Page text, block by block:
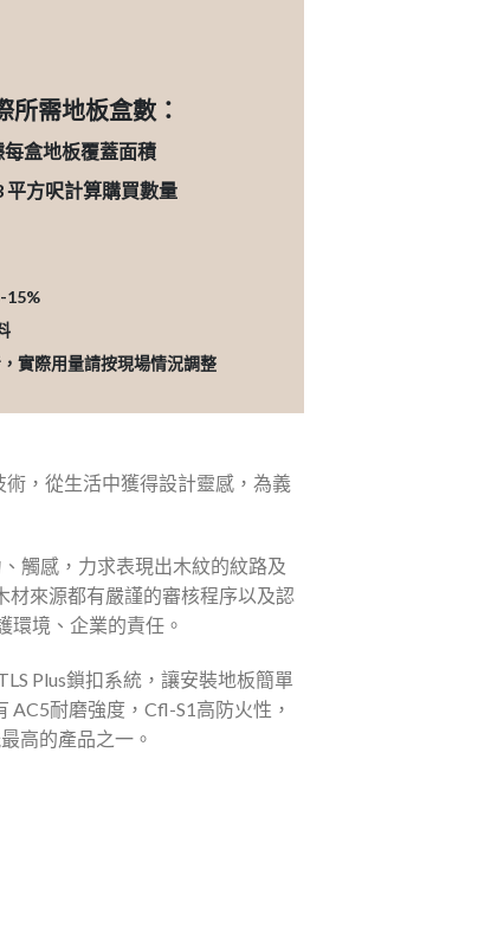
所需地板盒數：
每盒地板覆蓋面積
平方呎計算購買數量
15%
實際用量請按現場情況調整
，從生活中獲得設計靈感，為義
觸感，力求表現出木紋的紋路及
材來源都有嚴謹的審核程序以及認
環境、企業的責任。
Plus鎖扣系統，讓安裝地板簡單
耐磨強度，Cfl-S1高防火性，
高的產品之一。